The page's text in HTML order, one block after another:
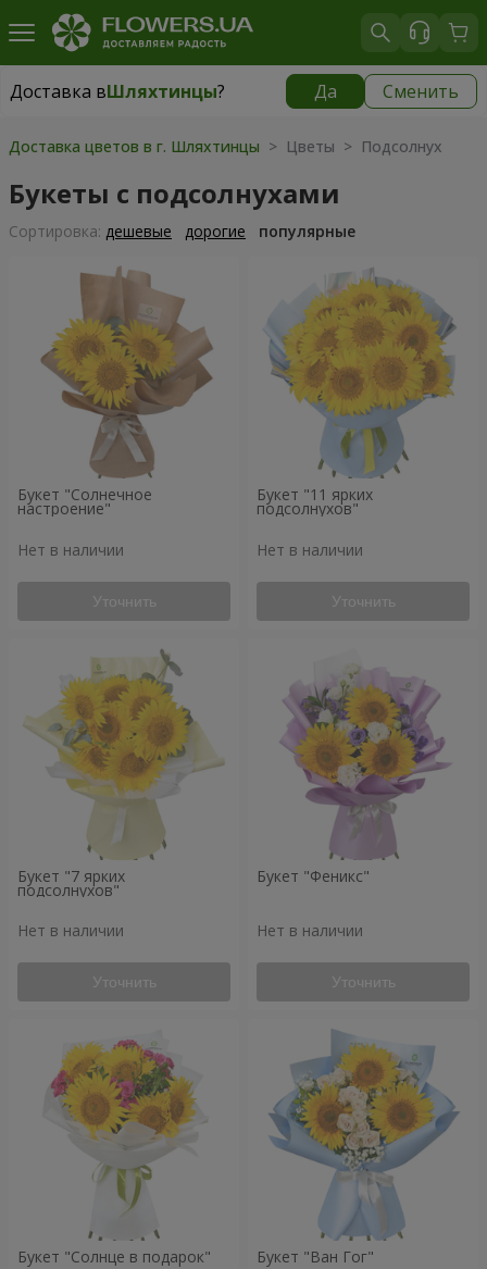
Доставка вШляхтинцы? Да Сменить
Доставка вШляхтинцы|
Доставка цветов в г. Шляхтинцы > Цветы > Подсолнух
Букеты с подсолнухами
Cортировка: дешевые дорогие популярные
Букет "Солнечное
настроение"
Нет в наличии
Уточнить
Букет "11 ярких
подсолнухов"
Нет в наличии
Уточнить
Букет "7 ярких
подсолнухов"
Нет в наличии
Уточнить
Букет "Феникс"
Нет в наличии
Уточнить
Букет "Солнце в подарок" Букет "Ван Гог"